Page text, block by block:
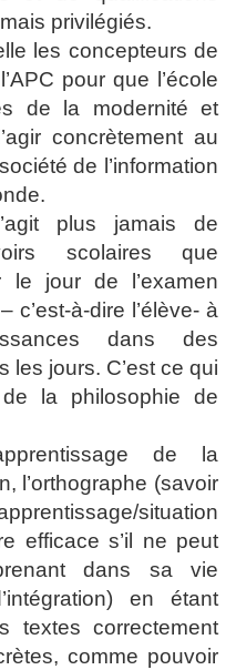
privilégiés.
les concepteurs de
pour que l’école
de la modernité et
concrètement au
de l’information
plus jamais de
scolaires que
le jour de l’examen
c’est-à-dire l’élève- à
dans des
les jours. C’est ce qui
la philosophie de
de la
l’orthographe (savoir
situation
efficace s’il ne peut
dans sa vie
en étant
textes correctement
comme pouvoir